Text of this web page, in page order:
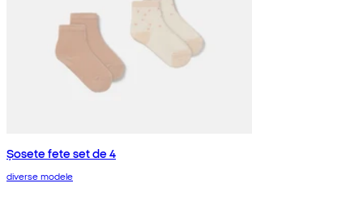
Șosete fete set de 4
diverse modele